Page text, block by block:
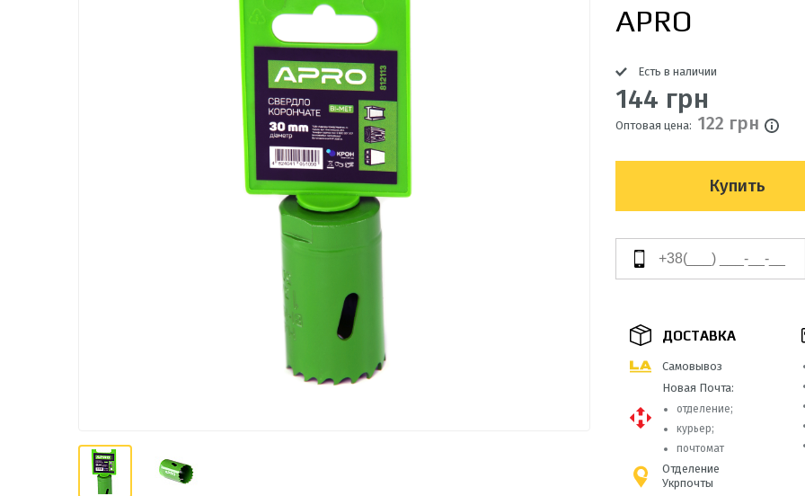
APRO
Есть в наличии
144 грн
Оптовая цена: 122 грн
Купить
ДОСТАВКА
Самовывоз
Новая Почта:
отделение;
курьер;
почтомат
Отделение
Укрпочты